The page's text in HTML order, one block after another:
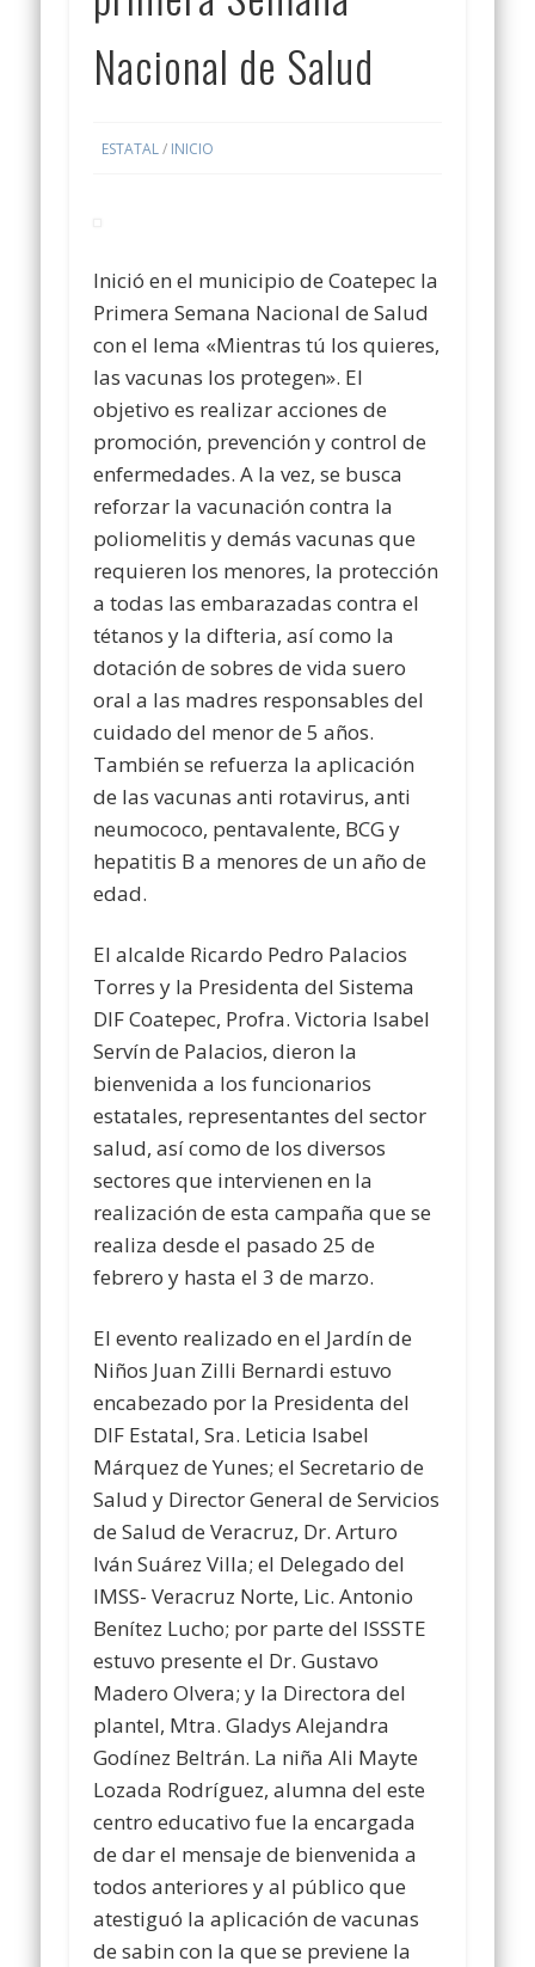
Nacional de Salud
ESTATAL/ INICIO
Inició en el municipio de Coatepec la
Primera Semana Nacional de Salud
con el lema «Mientras tú los quieres,
las vacunas los protegen». El
objetivo es realizar acciones de
promoción, prevención y control de
enfermedades. A la vez, se busca
reforzar la vacunación contra la
poliomelitis y demás vacunas que
requieren los menores, la protección
a todas las embarazadas contra el
tétanos y la difteria, así como la
dotación de sobres de vida suero
oral a las madres responsables del
cuidado del menor de 5 años.
También se refuerza la aplicación
de las vacunas anti rotavirus, anti
neumococo, pentavalente, BCG y
hepatitis B a menores de un año de
edad.
El alcalde Ricardo Pedro Palacios
Torres y la Presidenta del Sistema
DIF Coatepec, Profra. Victoria Isabel
Servín de Palacios, dieron la
bienvenida a los funcionarios
estatales, representantes del sector
salud, así como de los diversos
sectores que intervienen en la
realización de esta campaña que se
realiza desde el pasado 25 de
febrero y hasta el 3 de marzo.
El evento realizado en el Jardín de
Niños Juan Zilli Bernardi estuvo
encabezado por la Presidenta del
DIF Estatal, Sra. Leticia Isabel
Márquez de Yunes; el Secretario de
Salud y Director General de Servicios
de Salud de Veracruz, Dr. Arturo
Iván Suárez Villa; el Delegado del
IMSS- Veracruz Norte, Lic. Antonio
Benítez Lucho; por parte del ISSSTE
estuvo presente el Dr. Gustavo
Madero Olvera; y la Directora del
plantel, Mtra. Gladys Alejandra
Godínez Beltrán. La niña Ali Mayte
Lozada Rodríguez, alumna del este
centro educativo fue la encargada
de dar el mensaje de bienvenida a
todos anteriores y al público que
atestiguó la aplicación de vacunas
de sabin con la que se previene la